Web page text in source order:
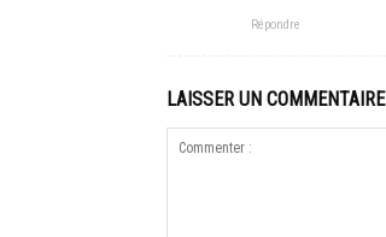
Répondre
LAISSER UN COMMENTAIRE